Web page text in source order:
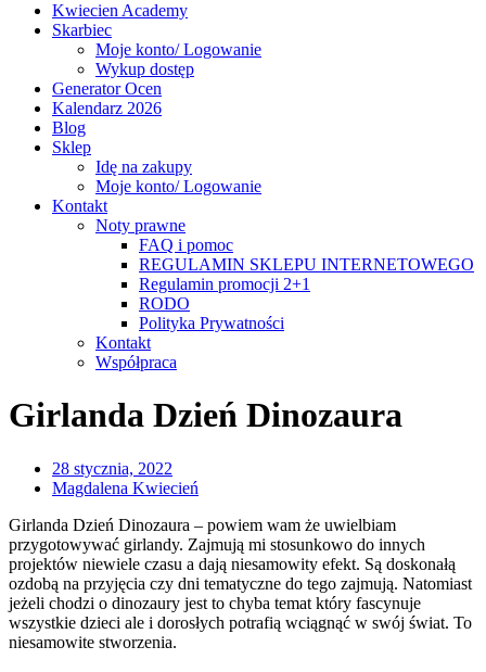
Kwiecien Academy
Skarbiec
Moje konto/ Logowanie
Wykup dostęp
Generator Ocen
Kalendarz 2026
Blog
Sklep
Idę na zakupy
Moje konto/ Logowanie
Kontakt
Noty prawne
FAQ i pomoc
REGULAMIN SKLEPU INTERNETOWEGO
Regulamin promocji 2+1
RODO
Polityka Prywatności
Kontakt
Współpraca
Girlanda Dzień Dinozaura
28 stycznia, 2022
Magdalena Kwiecień
Girlanda Dzień Dinozaura – powiem wam że uwielbiam
przygotowywać girlandy. Zajmują mi stosunkowo do innych
projektów niewiele czasu a dają niesamowity efekt. Są doskonałą
ozdobą na przyjęcia czy dni tematyczne do tego zajmują. Natomiast
jeżeli chodzi o dinozaury jest to chyba temat który fascynuje
wszystkie dzieci ale i dorosłych potrafią wciągnąć w swój świat. To
niesamowite stworzenia.